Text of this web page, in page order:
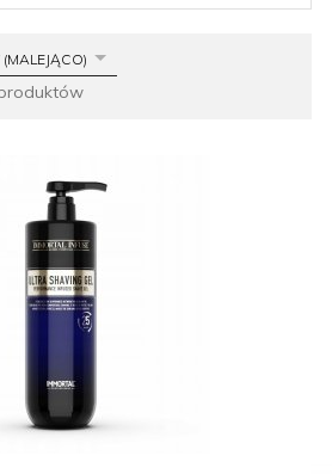
(MALEJĄCO)